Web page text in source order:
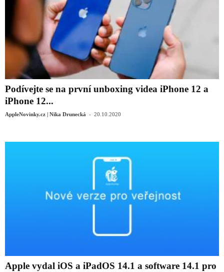
Podívejte se na první unboxing videa iPhone 12 a
iPhone 12...
AppleNovinky.cz | Nika Drunecká - 20.10.2020
Apple vydal iOS a iPadOS 14.1 a software 14.1 pro